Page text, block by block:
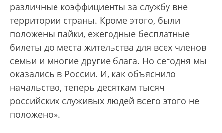
различные коэффициенты за службу вне
территории страны. Кроме этого, были
положены пайки, ежегодные бесплатные
билеты до места жительства для всех членов
семьи и многие другие блага. Но сегодня мы
оказались в России. И, как объяснило
начальство, теперь десяткам тысяч
российских служивых людей всего этого не
положено».